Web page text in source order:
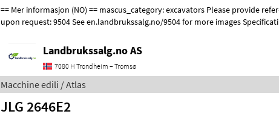
== Mer informasjon (NO) == mascus_category: excavators Please provide reference number
upon request: 9504 See en.landbrukssalg.no/9504 for more images Specificati
Landbrukssalg.no AS
7080 H Trondheim – Tromsø
Macchine edili / Atlas
JLG 2646E2